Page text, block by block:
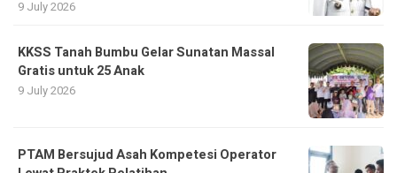
9 July 2026
KKSS Tanah Bumbu Gelar Sunatan Massal
Gratis untuk 25 Anak
9 July 2026
PTAM Bersujud Asah Kompetesi Operator